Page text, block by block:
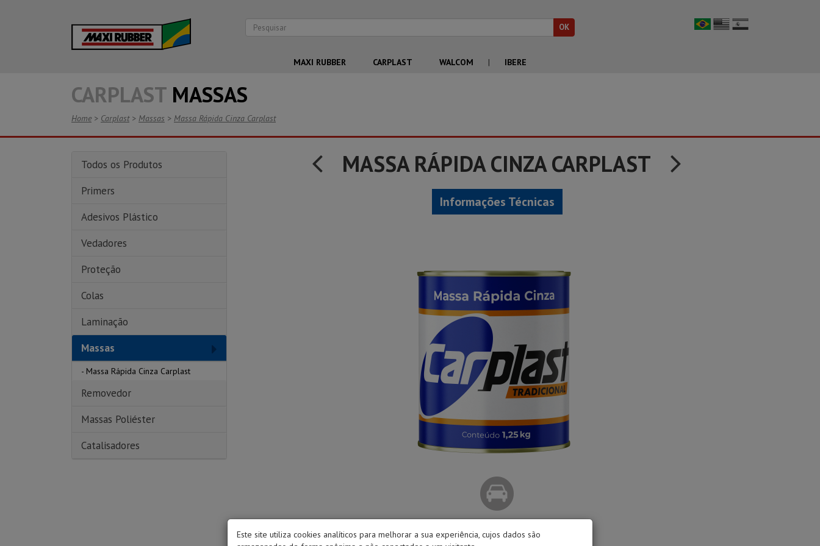
MAXI RUBBER CARPLAST WALCOM | IBERE
CARPLAST MASSAS
Home > Carplast > Massas > Massa Rápida Cinza Carplast
Todos os Produtos
Primers
Adesivos Plástico
Vedadores
Proteção
Colas
Laminação
Massas
- Massa Rápida Cinza Carplast
Removedor
Massas Poliéster
Catalisadores
MASSA RÁPIDA CINZA CARPLAST
Informações Técnicas
Este site utiliza cookies analíticos para melhorar a sua experiência, cujos dados são